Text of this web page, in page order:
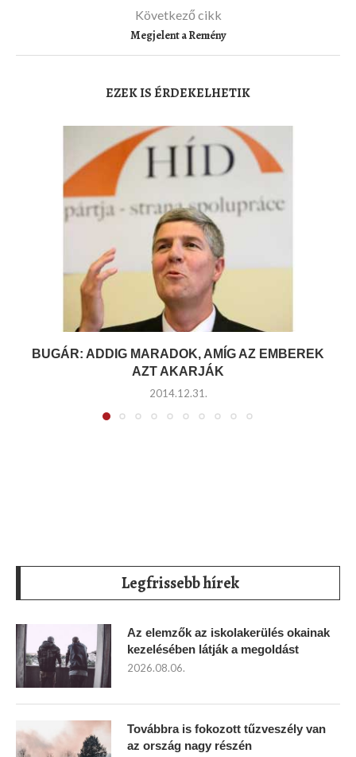
Következő cikk
Megjelent a Remény
EZEK IS ÉRDEKELHETIK
BUGÁR: ADDIG MARADOK, AMÍG AZ EMBEREK
AZT AKARJÁK
2014.12.31.
Legfrissebb hírek
Az elemzők az iskolakerülés okainak
kezelésében látják a megoldást
2026.08.06.
Továbbra is fokozott tűzveszély van
az ország nagy részén